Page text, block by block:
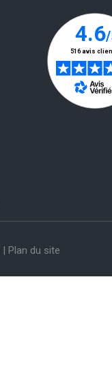
Plan du site